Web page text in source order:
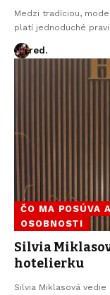
Medzi tradíciou,
platí jednoduché
red.
ČO MA POSÚVA
OSOBNOSTI
Silvia
hotelierku
Silvia Miklasová